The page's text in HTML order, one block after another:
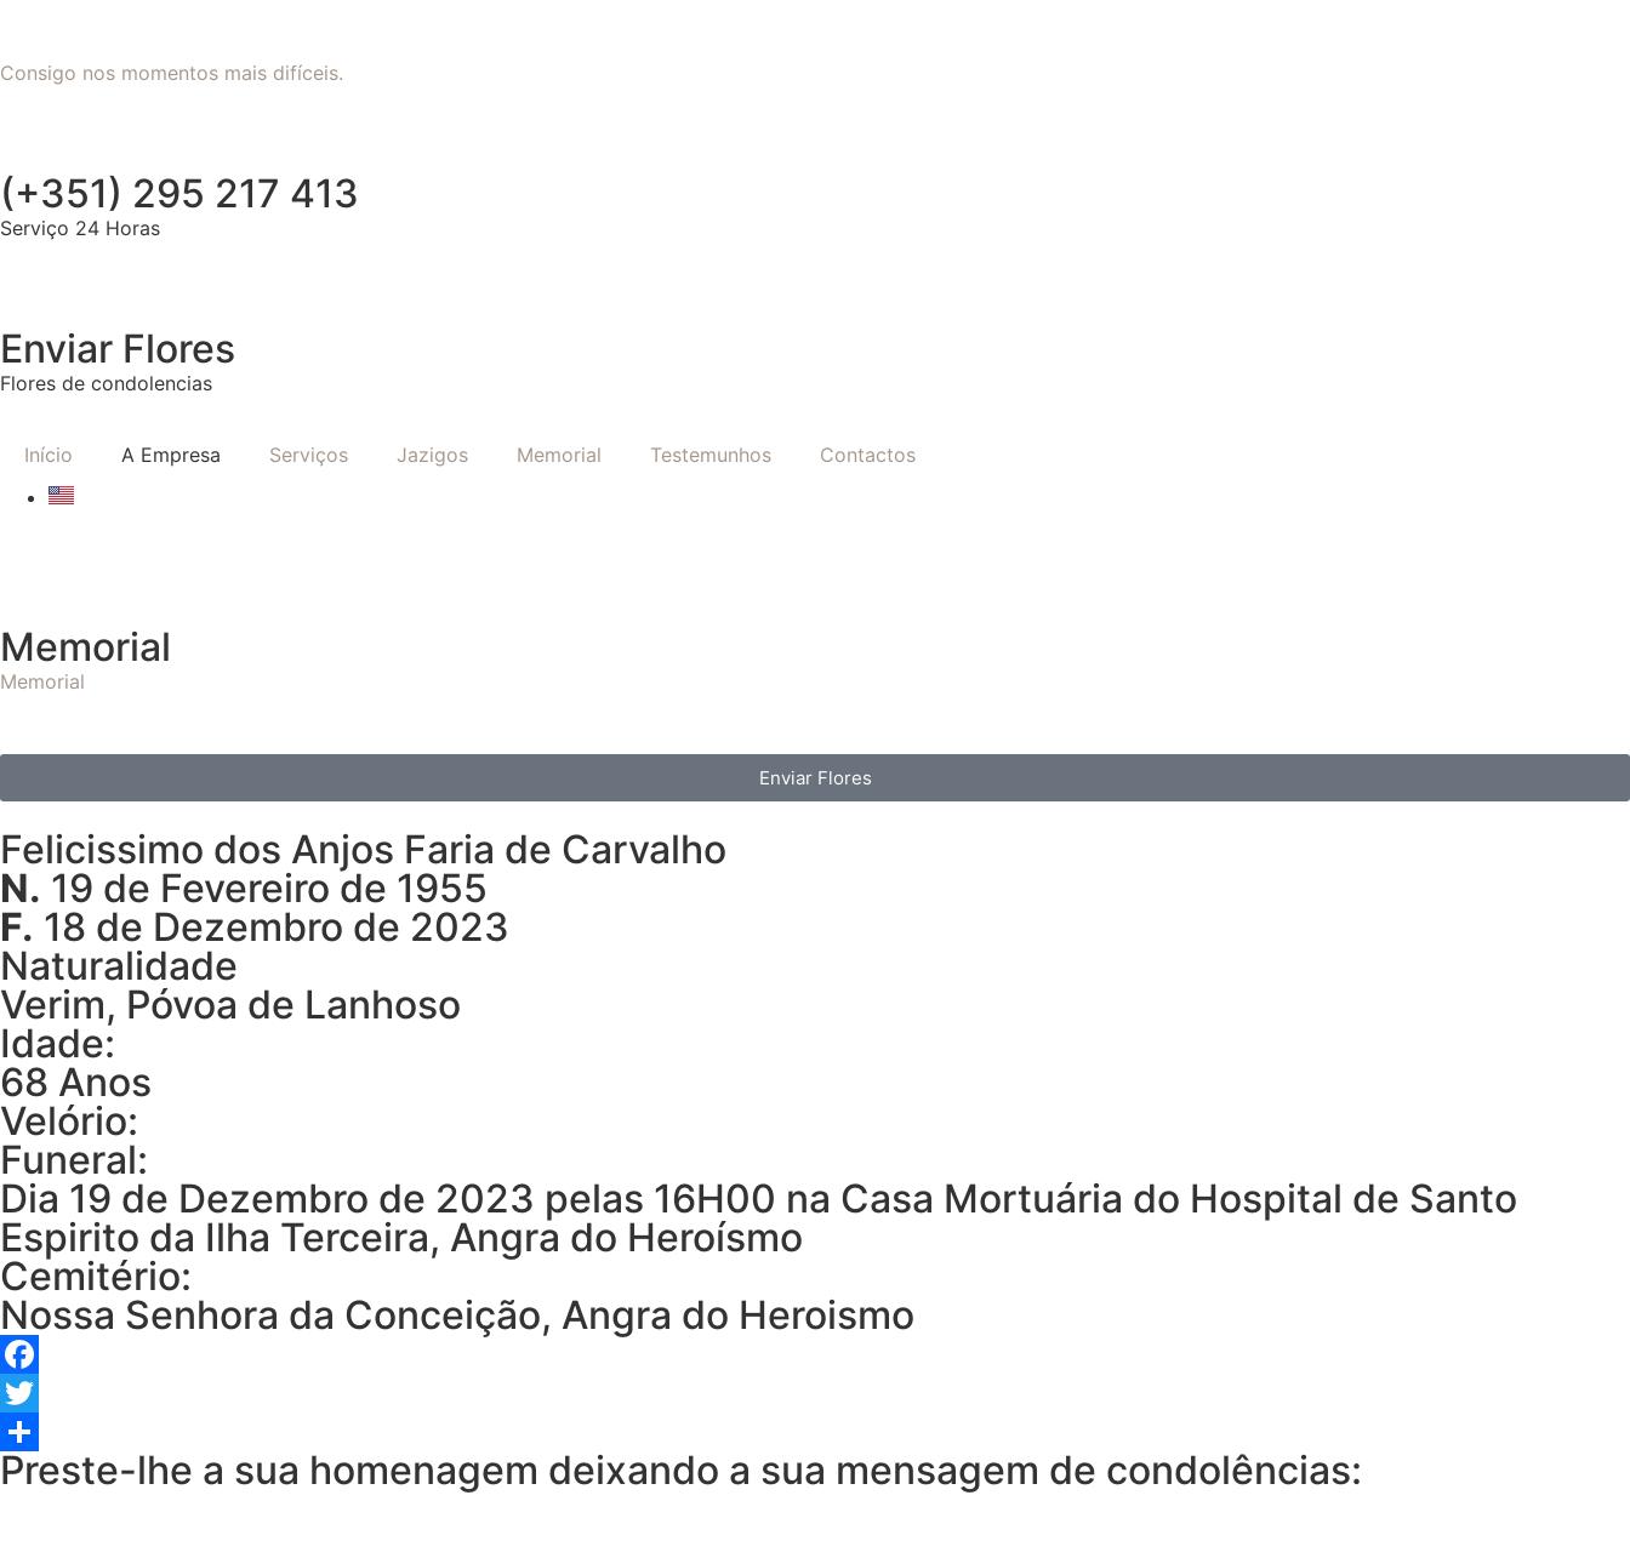
Consigo nos momentos mais difíceis.
(+351) 295 217 413
Serviço 24 Horas
Enviar Flores
Flores de condolencias
Início A Empresa Serviços Jazigos Memorial Testemunhos Contactos
Memorial
Memorial
Enviar Flores
Felicissimo dos Anjos Faria de Carvalho
N. 19 de Fevereiro de 1955
F. 18 de Dezembro de 2023
Naturalidade
Verim, Póvoa de Lanhoso
Idade:
68 Anos
Velório:
Funeral:
Dia 19 de Dezembro de 2023 pelas 16H00 na Casa Mortuária do Hospital de Santo
Espirito da Ilha Terceira, Angra do Heroísmo
Cemitério:
Nossa Senhora da Conceição, Angra do Heroismo
Facebook
Twitter
Share
Preste-lhe a sua homenagem deixando a sua mensagem de condolências: